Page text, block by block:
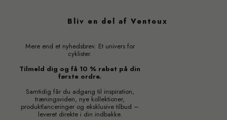
Bliv en del af Ventoux
Mere end et nyhedsbrev. Et univers for
cyklister.
Tilmeld dig og få 10 % rabat på din
første ordre.
Samtidig får du adgang til inspiration,
træningsviden, nye kollektioner,
produktlanceringer og eksklusive tilbud –
leveret direkte i din indbakke.